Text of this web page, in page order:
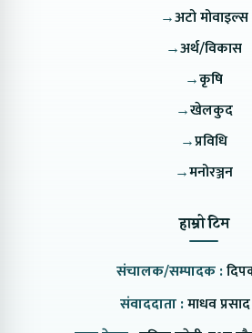
→अटो मोवाइल्स
→अर्थ/विकास
→कृषि
→खेलकुद
→प्रविधि
→मनोरञ्जन
हाम्रो टिम
संचालक/सम्पादक :
संवाददाता :माधव